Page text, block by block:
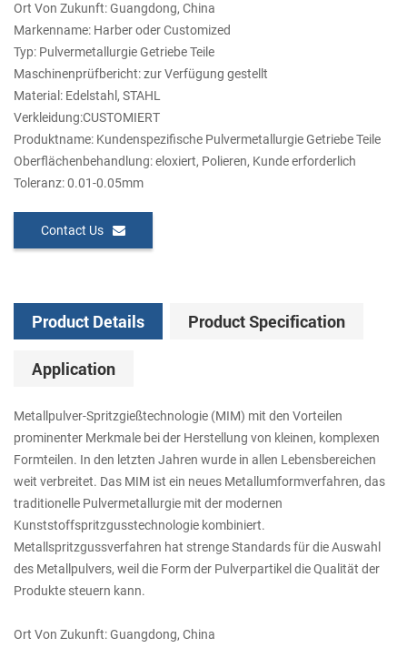
Ort Von Zukunft: Guangdong, China
Markenname: Harber oder Customized
Typ: Pulvermetallurgie Getriebe Teile
Maschinenprüfbericht: zur Verfügung gestellt
Material: Edelstahl, STAHL
Verkleidung:CUSTOMIERT
Produktname: Kundenspezifische Pulvermetallurgie Getriebe Teile
Oberflächenbehandlung: eloxiert, Polieren, Kunde erforderlich
Toleranz: 0.01-0.05mm
Contact Us
Product Details Product Specification
Application
Metallpulver-Spritzgießtechnologie (MIM) mit den Vorteilen
prominenter Merkmale bei der Herstellung von kleinen, komplexen
Formteilen. In den letzten Jahren wurde in allen Lebensbereichen
weit verbreitet. Das MIM ist ein neues Metallumformverfahren, das
traditionelle Pulvermetallurgie mit der modernen
Kunststoffspritzgusstechnologie kombiniert.
Metallspritzgussverfahren hat strenge Standards für die Auswahl
des Metallpulvers, weil die Form der Pulverpartikel die Qualität der
Produkte steuern kann.
Ort Von Zukunft: Guangdong, China